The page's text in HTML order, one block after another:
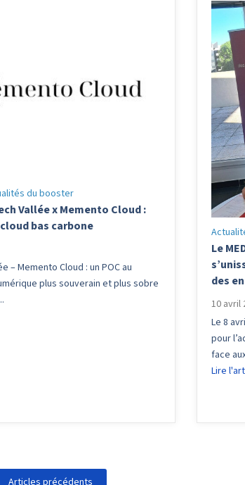
du booster
Vallée x Memento Cloud :
bas carbone
– Memento Cloud : un POC au
plus souverain et plus sobre
Le
des
10 avril
Le 8
pour
face
Lire
Articles précédents